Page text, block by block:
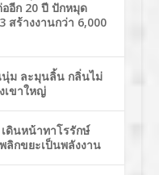
อีก 20 ปี ปักหมุด
สร้างงานกว่า 6,000
นุ่ม ละมุนลิ้น กลิ่นไม่
เขาใหญ่
ดินหน้าทาโรรักษ์
ลิกขยะเป็นพลังงาน